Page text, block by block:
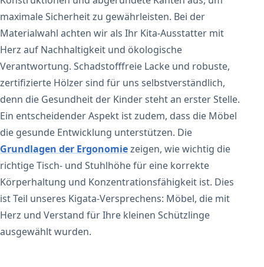
maximale Sicherheit zu gewährleisten. Bei der
Materialwahl achten wir als Ihr Kita-Ausstatter mit
Herz auf Nachhaltigkeit und ökologische
Verantwortung. Schadstofffreie Lacke und robuste,
zertifizierte Hölzer sind für uns selbstverständlich,
denn die Gesundheit der Kinder steht an erster Stelle.
Ein entscheidender Aspekt ist zudem, dass die Möbel
die gesunde Entwicklung unterstützen. Die
Grundlagen der Ergonomiezeigen, wie wichtig die
richtige Tisch- und Stuhlhöhe für eine korrekte
Körperhaltung und Konzentrationsfähigkeit ist. Dies
ist Teil unseres Kigata-Versprechens: Möbel, die mit
Herz und Verstand für Ihre kleinen Schützlinge
ausgewählt wurden.